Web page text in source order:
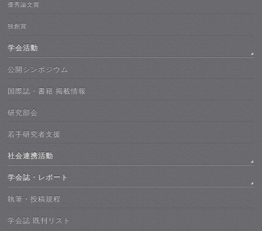
優秀論文賞
独創賞
学会活動
公開シンポジウム
国際誌・書籍 掲載情報
研究部会
若手研究者支援
社会連携活動
学会誌・レポート
執筆・投稿規程
学会誌 既刊リスト